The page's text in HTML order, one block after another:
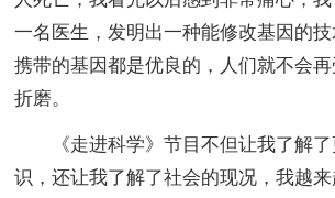
一名医生，发明出一种能修改基因的
携带的基因都是优良的，人们就不会
折磨。
《走进科学》节目不但让我了解了
识，还让我了解了社会的现况，我越